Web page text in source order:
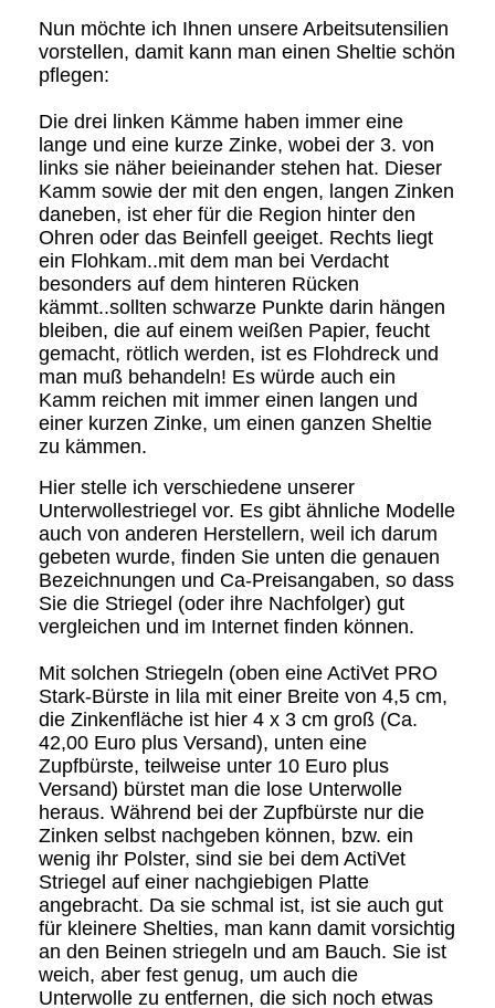
Nun möchte ich Ihnen unsere Arbeitsutensilien
vorstellen, damit kann man einen Sheltie schön
pflegen:
Die drei linken Kämme haben immer eine
lange und eine kurze Zinke, wobei der 3. von
links sie näher beieinander stehen hat. Dieser
Kamm sowie der mit den engen, langen Zinken
daneben, ist eher für die Region hinter den
Ohren oder das Beinfell geeiget. Rechts liegt
ein Flohkam..mit dem man bei Verdacht
besonders auf dem hinteren Rücken
kämmt..sollten schwarze Punkte darin hängen
bleiben, die auf einem weißen Papier, feucht
gemacht, rötlich werden, ist es Flohdreck und
man muß behandeln! Es würde auch ein
Kamm reichen mit immer einen langen und
einer kurzen Zinke, um einen ganzen Sheltie
zu kämmen.
Hier stelle ich verschiedene unserer
Unterwollestriegel vor. Es gibt ähnliche Modelle
auch von anderen Herstellern, weil ich darum
gebeten wurde, finden Sie unten die genauen
Bezeichnungen und Ca-Preisangaben, so dass
Sie die Striegel (oder ihre Nachfolger) gut
vergleichen und im Internet finden können.
Mit solchen Striegeln (oben eine ActiVet PRO
Stark-Bürste in lila mit einer Breite von 4,5 cm,
die Zinkenfläche ist hier 4 x 3 cm groß (Ca.
42,00 Euro plus Versand), unten eine
Zupfbürste, teilweise unter 10 Euro plus
Versand) bürstet man die lose Unterwolle
heraus. Während bei der Zupfbürste nur die
Zinken selbst nachgeben können, bzw. ein
wenig ihr Polster, sind sie bei dem ActiVet
Striegel auf einer nachgiebigen Platte
angebracht. Da sie schmal ist, ist sie auch gut
für kleinere Shelties, man kann damit vorsichtig
an den Beinen striegeln und am Bauch. Sie ist
weich, aber fest genug, um auch die
Unterwolle zu entfernen, die sich noch etwas